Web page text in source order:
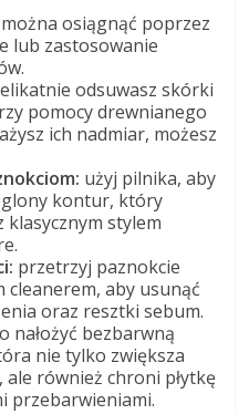
można osiągnąć poprzez
lub zastosowanie
odsuwasz skórki
pomocy drewnianego
ich nadmiar, możesz
użyj pilnika, aby
kontur, który
klasycznym stylem
przetrzyj paznokcie
cleanerem, aby usunąć
oraz resztki sebum.
nałożyć bezbarwną
nie tylko zwiększa
również chroni płytkę
przebarwieniami.